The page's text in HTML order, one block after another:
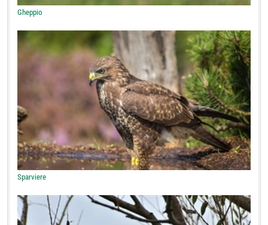
Gheppio
Sparviere